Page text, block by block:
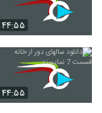
۴۴:۵۵
۴۴:۵۵